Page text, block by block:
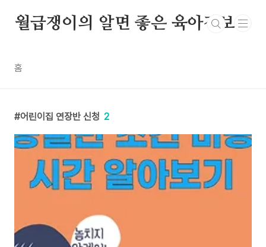
월급쟁이의 알면 좋은 육아정보
홈
어린이집 연장반 신청 2